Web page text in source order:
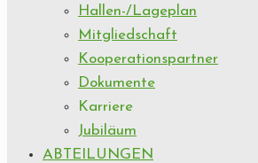
Hallen-/Lageplan
Mitgliedschaft
Kooperationspartner
Dokumente
Karriere
Jubiläum
ABTEILUNGEN